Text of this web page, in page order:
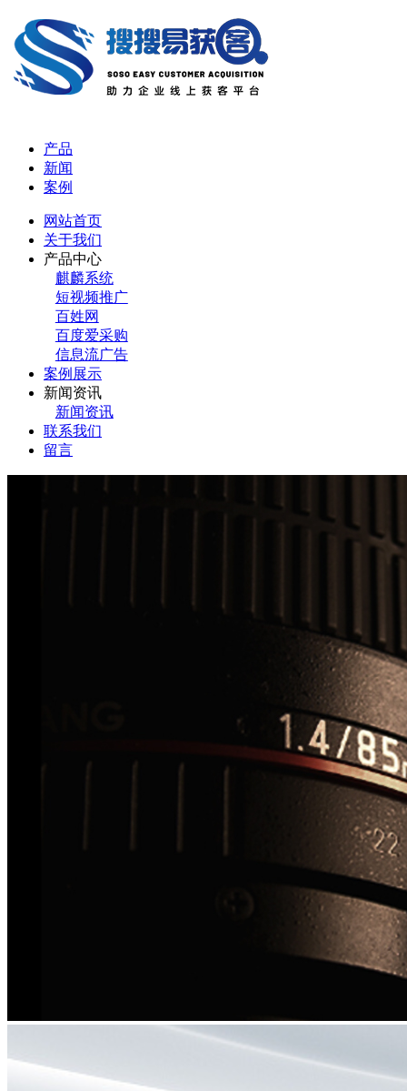
产品
新闻
案例
网站首页
关于我们
产品中心
麒麟系统
短视频推广
百姓网
百度爱采购
信息流广告
案例展示
新闻资讯
新闻资讯
联系我们
留言